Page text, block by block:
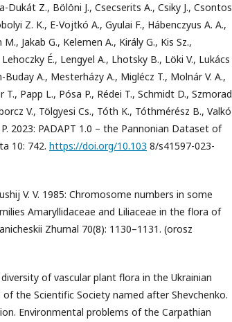
Z., Bölöni J., Csecserits A., Csiky J., Csontos
Z. K., E-Vojtkó A., Gyulai F., Hábenczyus A. A.,
Jakab G., Kelemen A., Király G., Kis Sz.,
É., Lengyel A., Lhotsky B., Löki V., Lukács
A., Mesterházy A., Miglécz T., Molnár V. A.,
Papp L., Pósa P., Rédei T., Schmidt D., Szmorad
V., Tölgyesi Cs., Tóth K., Tóthmérész B., Valkó
2023: PADAPT 1.0 – the Pannonian Dataset of
10: 742. https://doi.org/10.103 8/s41597-023-
V. V. 1985: Chromosome numbers in some
Amaryllidaceae and Liliaceae in the flora of
Zhurnal 70(8): 1130–1131. (orosz
of vascular plant flora in the Ukrainian
of the Scientific Society named after Shevchenko.
Environmental problems of the Carpathian